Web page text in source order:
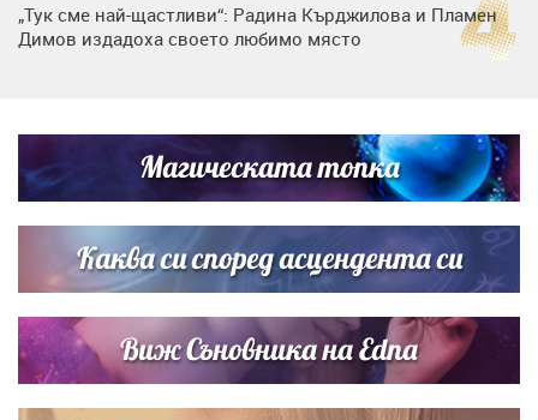
„Тук сме най-щастливи“: Радина Кърджилова и Пламен
Димов издадоха своето любимо място
кадри с Башар Рахал и малкия им син
Дъщерята на Тодор Батков вдигна сватба, Стоичков и
Братя Аргирови я изненадаха с песен
Магическата топка
Каква си според асцендента си
Виж Съновника на Edna